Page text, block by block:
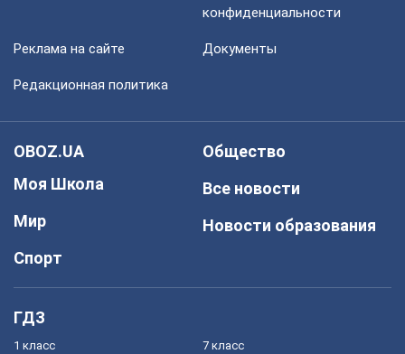
конфиденциальности
Реклама на сайте Документы
Редакционная политика
OBOZ.UA
Моя Школа
Мир
Спорт
Общество
Все новости
Новости образования
ГДЗ
1 класс 7 класс